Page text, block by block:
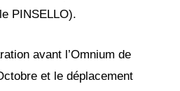
PINSELLO).
avant l’Omnium de
et le déplacement